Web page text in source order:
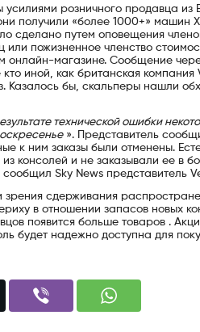
розничного продавца
получили «более 1000+» машин
сделано путем оповещения
или пожизненное членство
онлайн-магазине. Сообщение
иной, как британская компания
Казалось бы, скальперы нашли
технической ошибки
». Представитель
к ним заказы были отменены.
консолей и не заказывали ее в
Sky News представитель
зрения сдерживания
в отношении запасов новых
появится больше товаров .
будет надежно доступна для